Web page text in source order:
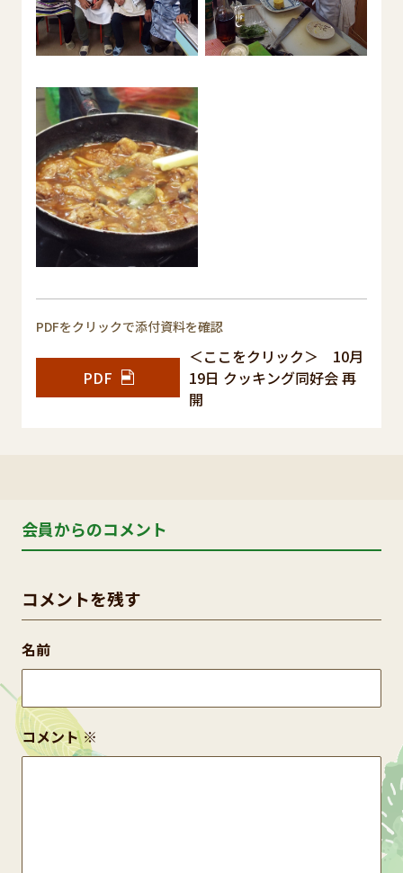
PDFをクリックで添付資料を確認
PDF
＜ここをクリック＞ 10月
19日 クッキング同好会 再
開
会員からのコメント
コメントを残す
コメント※
名前